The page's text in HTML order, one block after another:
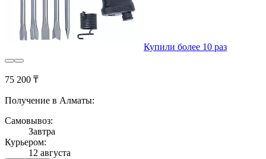
Купили более 10 раз
75 200 ₸
Получение в Алматы:
Самовывоз:
Завтра
Курьером:
12 августа